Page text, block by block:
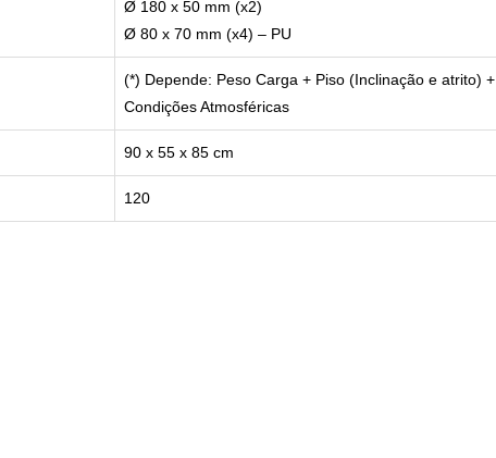
Ø 180 x 50 mm (x2)
Ø 80 x 70 mm (x4) – PU
(*) Depende: Peso Carga + Piso (Inclinação e atrito) +
Condições Atmosféricas
90 x 55 x 85 cm
120